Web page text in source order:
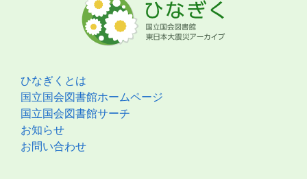
ひなぎくとは
国立国会図書館ホームページ
国立国会図書館サーチ
お知らせ
お問い合わせ